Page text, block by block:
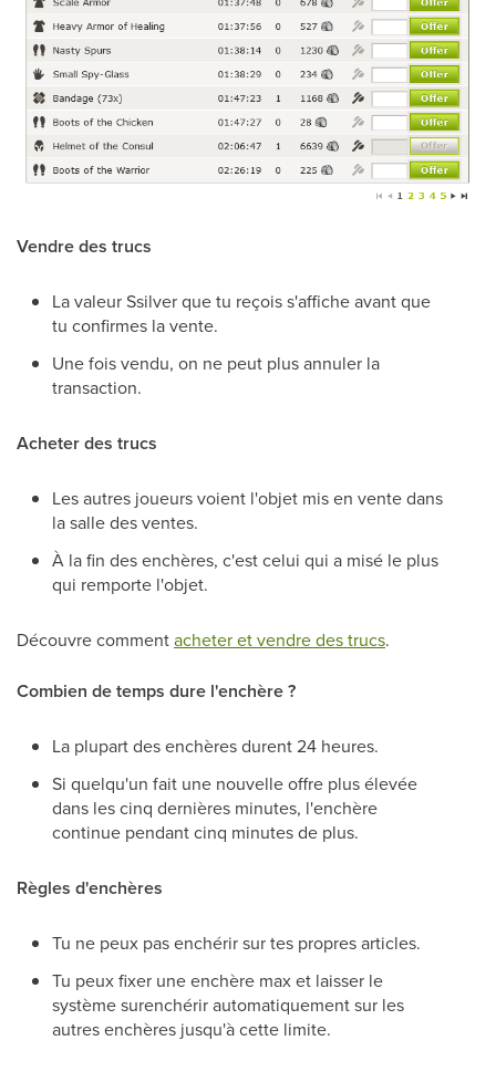
Vendre des trucs
La valeur Ssilver que tu reçois s'affiche avant que
tu confirmes la vente.
Une fois vendu, on ne peut plus annuler la
transaction.
Acheter des trucs
Les autres joueurs voient l'objet mis en vente dans
la salle des ventes.
À la fin des enchères, c'est celui qui a misé le plus
qui remporte l'objet.
Découvre commentacheter et vendre des trucs.
Combien de temps dure l'enchère ?
La plupart des enchères durent 24 heures.
Si quelqu'un fait une nouvelle offre plus élevée
dans les cinq dernières minutes, l'enchère
continue pendant cinq minutes de plus.
Règles d'enchères
Tu ne peux pas enchérir sur tes propres articles.
Tu peux fixer une enchère max et laisser le
système surenchérir automatiquement sur les
autres enchères jusqu'à cette limite.